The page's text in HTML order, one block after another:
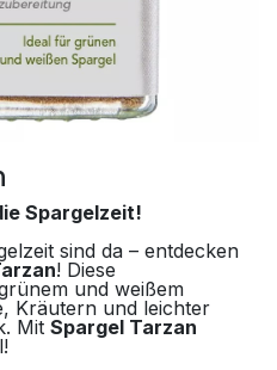
Spargelzeit!
sind da – entdecken
! Diese
und weißem
Kräutern und leichter
Mit Spargel Tarzan